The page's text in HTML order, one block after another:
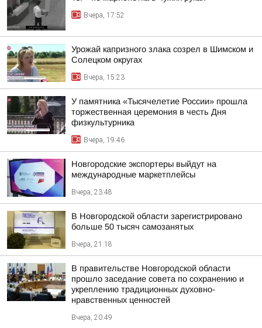
Вчера, 17:52
Урожай капризного злака созрел в Шимском и
Солецком округах
Вчера, 15:23
У памятника «Тысячелетие России» прошла
торжественная церемония в честь Дня
физкультурника
Вчера, 19:46
Новгородские экспортеры выйдут на
международные маркетплейсы
Вчера, 23:48
В Новгородской области зарегистрировано
больше 50 тысяч самозанятых
Вчера, 21:18
В правительстве Новгородской области
прошло заседание совета по сохранению и
укреплению традиционных духовно-
нравственных ценностей
Вчера, 20:49